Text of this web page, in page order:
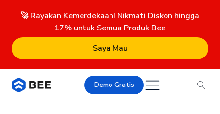
🚀 Rayakan Kemerdekaan! Nikmati Diskon hingga
17% untuk Semua Produk Bee
Saya Mau
Demo Gratis